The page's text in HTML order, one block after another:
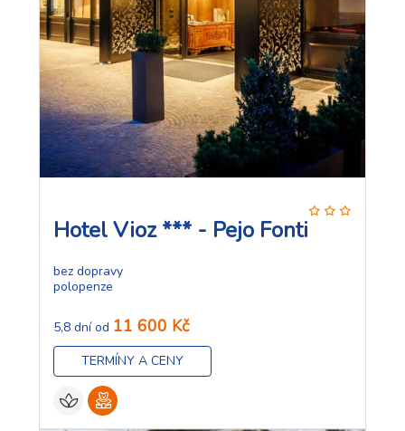
Hotel Vioz *** - Pejo Fonti
bez dopravy
polopenze
5,8 dní od 11 600 Kč
TERMÍNY A CENY